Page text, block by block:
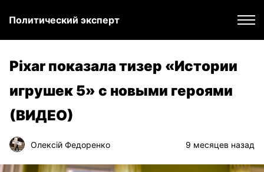
Политический эксперт
Pixar показала тизер «Истории
игрушек 5» с новыми героями
(ВИДЕО)
Олексій Федоренко 9 месяцев назад